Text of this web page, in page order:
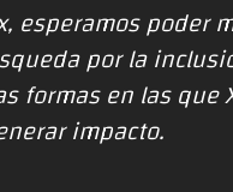
esperamos poder
por la
en las que
impacto.